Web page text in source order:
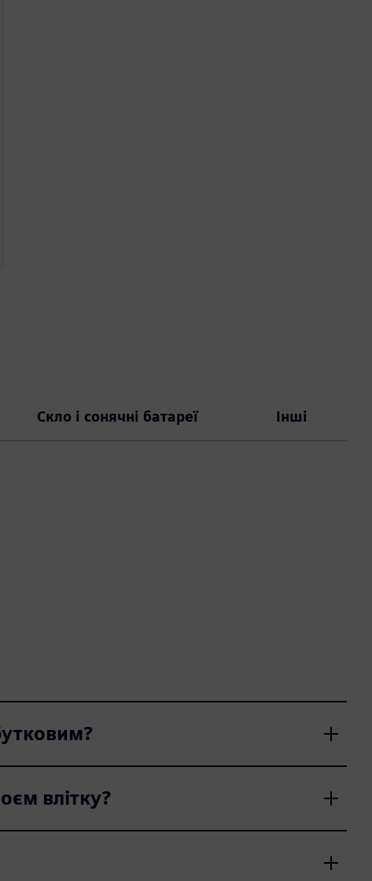
Скло і сонячні батареї Інші
влітку?